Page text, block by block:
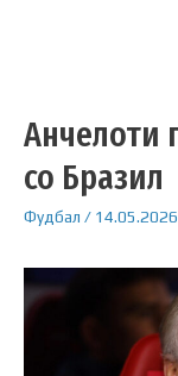
Анчелоти
со Бразил
Фудбал / 14.05.2026